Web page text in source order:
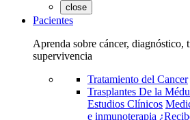
close
Pacientes
Aprenda sobre cáncer, diagnóstico,
supervivencia
Tratamiento del Cancer
Trasplantes De la
Estudios Clínicos
e inmunoterapia